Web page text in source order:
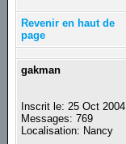
Revenir en haut de
page
gakman
Inscrit le: 25 Oct 2004
Messages: 769
Localisation: Nancy